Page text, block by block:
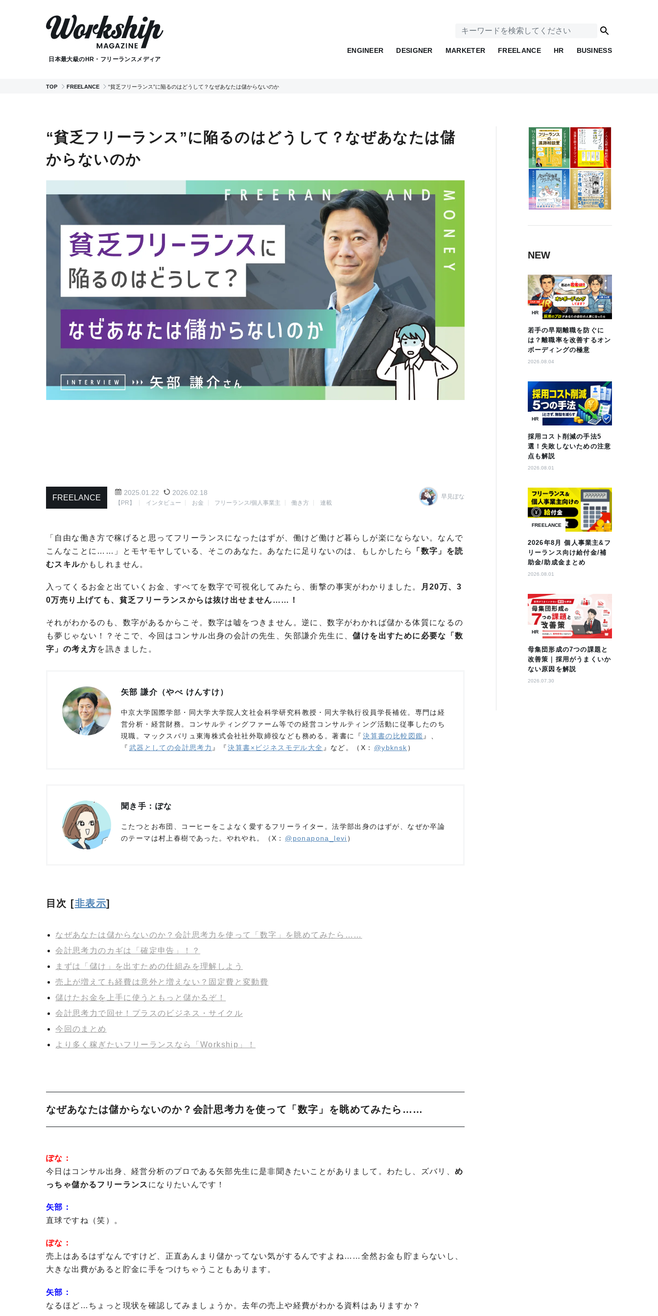
日本最大級のHR・フリーランスメディア
ENGINEER DESIGNER MARKETER FREELANCE HR BUSINESS
TOP FREELANCE “貧乏フリーランス”に陥るのはどうして？なぜあなたは儲からないのか
“貧乏フリーランス”に陥るのはどうして？なぜあなたは儲
からないのか
FREELANCE 早見ぽな
2025.01.22 2026.02.18
【PR】 インタビュー お金 フリーランス/個人事業主 働き方 連載
「自由な働き方で稼げると思ってフリーランスになったはずが、働けど働けど暮らしが楽にならない。なんで
こんなことに……」とモヤモヤしている、そこのあなた。あなたに足りないのは、もしかしたら
「数字」を読
むスキルかもしれません。
入ってくるお金と出ていくお金、すべてを数字で可視化してみたら、衝撃の事実がわかりました。
月20万、3
0万売り上げても、貧乏フリーランスからは抜け出せません……！
それがわかるのも、数字があるからこそ。数字は嘘をつきません。逆に、数字がわかれば儲かる体質になるの
も夢じゃない！？そこで、今回はコンサル出身の会計の先生、矢部謙介先生に、儲けを出すために必要な「数
字」の考え方を訊きました。
矢部 謙介（やべ けんすけ）
中京大学国際学部・同大学大学院人文社会科学研究科教授・同大学執行役員学長補佐。専門は経
営分析・経営財務。コンサルティングファーム等での経営コンサルティング活動に従事したのち
現職。マックスバリュ東海株式会社社外取締役なども務める。著書に『 決算書の比較図鑑 』、
『 武器としての会計思考力 』『 決算書×ビジネスモデル大全 』など。（X： @ybknsk ）
聞き手：ぽな
こたつとお布団、コーヒーをこよなく愛するフリーライター。法学部出身のはずが、なぜか卒論
のテーマは村上春樹であった。やれやれ。（X：
@ponapona_levi ）
目次 [非表示]
なぜあなたは儲からないのか？会計思考力を使って「数字」を眺めてみたら……
会計思考力のカギは「確定申告」！？
まずは「儲け」を出すための仕組みを理解しよう
売上が増えても経費は意外と増えない？固定費と変動費
儲けたお金を上手に使うともっと儲かるぞ！
会計思考力で回せ！プラスのビジネス・サイクル
今回のまとめ
より多く稼ぎたいフリーランスなら「Workship」！
なぜあなたは儲からないのか？会計思考力を使って「数字」を眺めてみたら……
ぽな：
今日はコンサル出身、経営分析のプロである矢部先生に是非聞きたいことがありまして。わたし、ズバリ、め
っちゃ儲かるフリーランス になりたいんです！
矢部：
直球ですね（笑）。
ぽな：
売上はあるはずなんですけど、正直あんまり儲かってない気がするんですよね……全然お金も貯まらないし、
大きな出費があると貯金に手をつけちゃうこともあります。
矢部：
なるほど…ちょっと現状を確認してみましょうか。去年の売上や経費がわかる資料はありますか？
NEW
HR
若手の早期離職を防ぐに
は？離職率を改善するオン
ボーディングの極意
2026.08.04
HR
採用コスト削減の手法5
選！失敗しないための注意
点も解説
2026.08.01
FREELANCE
2026年8月 個人事業主&フ
リーランス向け給付金/補
助金/助成金まとめ
2026.08.01
HR
母集団形成の7つの課題と
改善策｜採用がうまくいか
ない原因を解説
2026.07.30